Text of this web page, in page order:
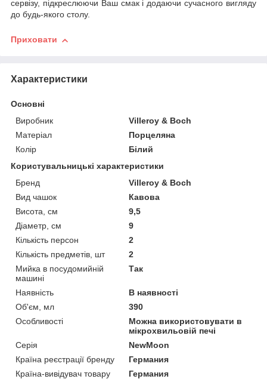
сервізу, підкреслюючи Ваш смак і додаючи сучасного вигляду
до будь-якого столу.
Приховати
Характеристики
Основні
Виробник
Villeroy & Boch
Матеріал
Порцеляна
Колір
Білий
Користувальницькі характеристики
Бренд
Villeroy & Boch
Вид чашок
Кавова
Висота, см
9,5
Діаметр, см
9
Кількість персон
2
Кількість предметів, шт
2
Мийка в посудомийній
машині
Так
Наявність
В наявності
Об'єм, мл
390
Особливості
Можна використовувати в
мікрохвильовій печі
Серія
NewMoon
Країна реєстрації бренду
Германия
Країна-вивідувач товару
Германия